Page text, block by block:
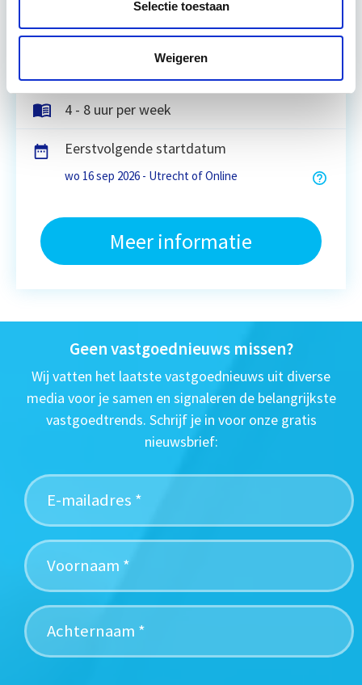
Selectie toestaan
Weigeren
Utrecht en/of Online
15 Lesdagen lesdag(en)
4 - 8 uur per week
Eerstvolgende startdatum
wo 16 sep 2026 - Utrecht of Online
Meer informatie
Geen vastgoednieuws missen?
Wij vatten het laatste vastgoednieuws uit diverse
media voor je samen en signaleren de belangrijkste
vastgoedtrends. Schrijf je in voor onze gratis
nieuwsbrief: